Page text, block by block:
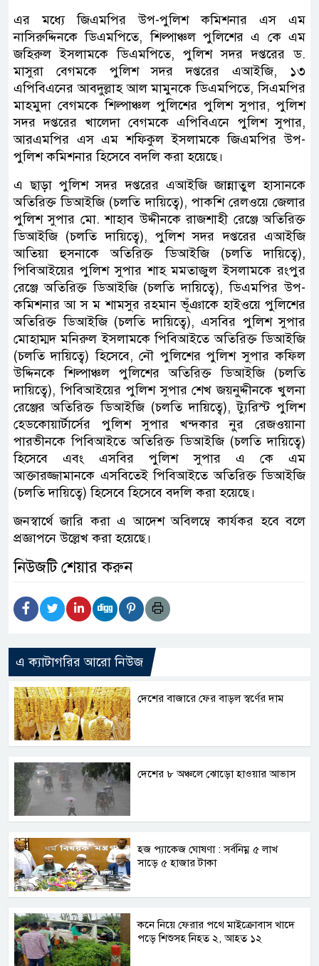
এর মধ্যে জিএমপির উপ-পুলিশ কমিশনার এস এম
নাসিরুদ্দিনকে ডিএমপিতে, শিল্পাঞ্চল পুলিশের এ কে এম
জহিরুল ইসলামকে ডিএমপিতে, পুলিশ সদর দপ্তরের ড.
মাসুরা বেগমকে পুলিশ সদর দপ্তরের এআইজি, ১৩
এপিবিএনের আবদুল্লাহ আল মামুনকে ডিএমপিতে, সিএমপির
মাহমুদা বেগমকে শিল্পাঞ্চল পুলিশের পুলিশ সুপার, পুলিশ
সদর দপ্তরের খালেদা বেগমকে এপিবিএনে পুলিশ সুপার,
আরএমপির এস এম শফিকুল ইসলামকে জিএমপির উপ-
পুলিশ কমিশনার হিসেবে বদলি করা হয়েছে।
এ ছাড়া পুলিশ সদর দপ্তরের এআইজি জান্নাতুল হাসানকে
অতিরিক্ত ডিআইজি (চলতি দায়িত্বে), পাকশি রেলওয়ে জেলার
পুলিশ সুপার মো. শাহাব উদ্দীনকে রাজশাহী রেঞ্জে অতিরিক্ত
ডিআইজি (চলতি দায়িত্বে), পুলিশ সদর দপ্তরের এআইজি
আতিয়া হুসনাকে অতিরিক্ত ডিআইজি (চলতি দায়িত্বে),
পিবিআইয়ের পুলিশ সুপার শাহ মমতাজুল ইসলামকে রংপুর
রেঞ্জে অতিরিক্ত ডিআইজি (চলতি দায়িত্বে), ডিএমপির উপ-
কমিশনার আ স ম শামসুর রহমান ভূঁঞাকে হাইওয়ে পুলিশের
অতিরিক্ত ডিআইজি (চলতি দায়িত্বে), এসবির ‍পুলিশ সুপার
মোহাম্মদ মনিরুল ইসলামকে পিবিআইতে অতিরিক্ত ডিআইজি
(চলতি দায়িত্বে) হিসেবে, নৌ পুলিশের পুলিশ সুপার কফিল
উদ্দিনকে শিল্পাঞ্চল পুলিশের অতিরিক্ত ডিআইজি (চলতি
দায়িত্বে), পিবিআইয়ের পুলিশ সুপার শেখ জয়নুদ্দীনকে খুলনা
রেঞ্জের অতিরিক্ত ডিআইজি (চলতি দায়িত্বে), ট্যুরিস্ট পুলিশ
হেডকোয়ার্টার্সের পুলিশ সুপার খন্দকার নুর রেজওয়ানা
পারভীনকে পিবিআইতে অতিরিক্ত ডিআইজি (চলতি দায়িত্বে)
হিসেবে এবং এসবির পুলিশ সুপার এ কে এম
আক্তারজ্জামানকে এসবিতেই পিবিআইতে অতিরিক্ত ডিআইজি
(চলতি দায়িত্বে) হিসেবে হিসেবে বদলি করা হয়েছে।
জনস্বার্থে জারি করা এ আদেশ অবিলম্বে কার্যকর হবে বলে
প্রজ্ঞাপনে উল্লেখ করা হয়েছে।
নিউজটি শেয়ার করুন
এ ক্যাটাগরির আরো নিউজ
দেশের বাজারে ফের বাড়ল স্বর্ণের দাম
দেশের ৮ অঞ্চলে ঝোড়ো হাওয়ার আভাস
হজ প্যাকেজ ঘোষণা : সর্বনিম্ন ৫ লাখ
সাড়ে ৫ হাজার টাকা
কনে নিয়ে ফেরার পথে মাইক্রোবাস খাদে
পড়ে শিশুসহ নিহত ২, আহত ১২